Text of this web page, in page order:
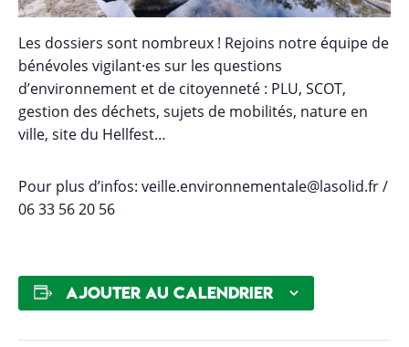
Les dossiers sont nombreux ! Rejoins notre équipe de
bénévoles vigilant·es sur les questions
d’environnement et de citoyenneté : PLU, SCOT,
gestion des déchets, sujets de mobilités, nature en
ville, site du Hellfest…
Pour plus d’infos: veille.environnementale@lasolid.fr /
06 33 56 20 56
Ajouter au calendrier